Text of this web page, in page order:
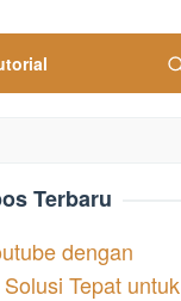
Terbaru
dengan
Tepat untuk